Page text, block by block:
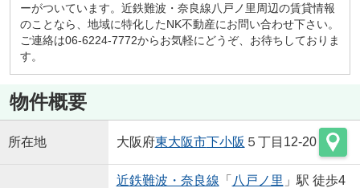
ーがついています。近鉄難波・奈良線八戸ノ里周辺の賃貸情報
のことなら、地域に特化したNK不動産にお問い合わせ下さい。
ご連絡は06-6224-7772からお気軽にどうぞ、お待ちしておりま
す。
物件概要
所在地 大阪府東大阪市下小阪 ５丁目12-20
近鉄難波・奈良線 「 八戸ノ里 」駅 徒歩4